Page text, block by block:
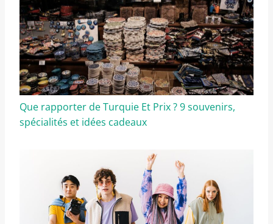
Que rapporter de Turquie Et Prix ? 9 souvenirs,
spécialités et idées cadeaux